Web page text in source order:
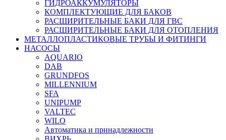
ГИДРОАККУМУЛЯТОРЫ
КОМПЛЕКТУЮЩИЕ ДЛЯ БАКОВ
РАСШИРИТЕЛЬНЫЕ БАКИ ДЛЯ ГВС
РАСШИРИТЕЛЬНЫЕ БАКИ ДЛЯ ОТОПЛЕНИЯ
МЕТАЛЛОПЛАСТИКОВЫЕ ТРУБЫ И ФИТИНГИ
НАСОСЫ
AQUARIO
DAB
GRUNDFOS
MILLENNIUM
SFA
UNIPUMP
VALTEC
WILO
Автоматика и принадлежности